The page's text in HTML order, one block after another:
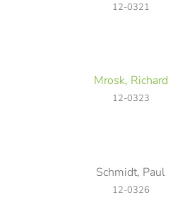
12-0321
Mrosk, Richard
12-0323
Schmidt, Paul
12-0326